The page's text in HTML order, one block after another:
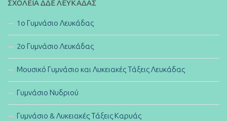
ΣΧΟΛΕΊΑ ΔΔΕ ΛΕΥΚΆΔΑΣ
1ο Γυμνάσιο Λευκάδας
2ο Γυμνάσιο Λευκάδας
Μουσικό Γυμνάσιο και Λυκειακές Τάξεις Λευκάδας
Γυμνάσιο Νυδριού
Γυμνάσιο & Λυκειακές Τάξεις Καρυάς